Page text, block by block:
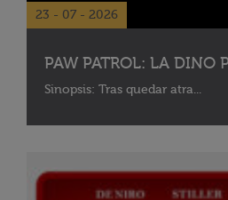
23 - 07 - 2026
PAW PATROL: LA DINO
Sinopsis: Tras quedar atra...